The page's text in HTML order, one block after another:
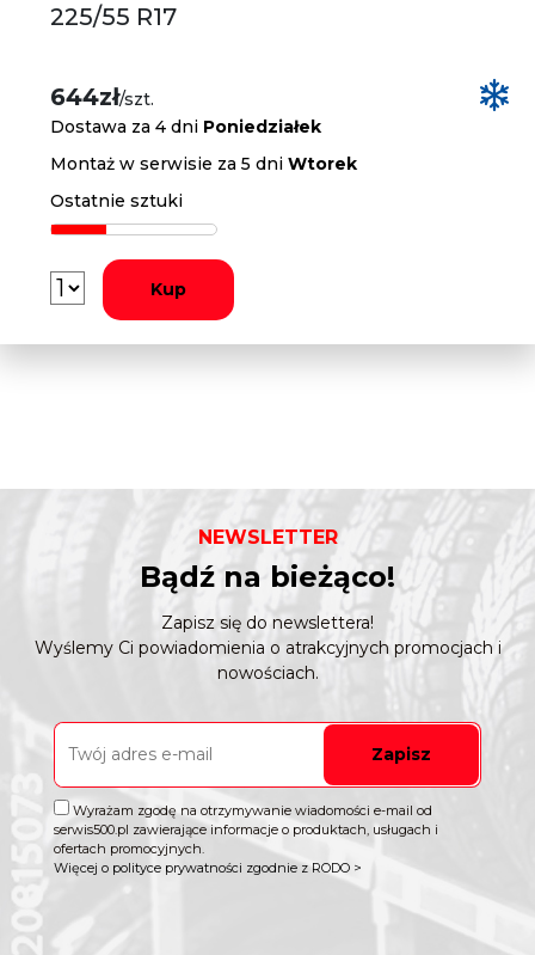
225/55 R17
644zł/szt.
Dostawa za 4 dni Poniedziałek
Montaż w serwisie za 5 dniWtorek
Ostatnie sztuki
Kup
NEWSLETTER
Bądź na bieżąco!
Zapisz się do newslettera!
Wyślemy Ci powiadomienia o atrakcyjnych promocjach i
nowościach.
Zapisz
Wyrażam zgodę na otrzymywanie wiadomości e-mail od
serwis500.pl zawierające informacje o produktach, usługach i
ofertach promocyjnych.
Więcej o polityce prywatności zgodnie z RODO >